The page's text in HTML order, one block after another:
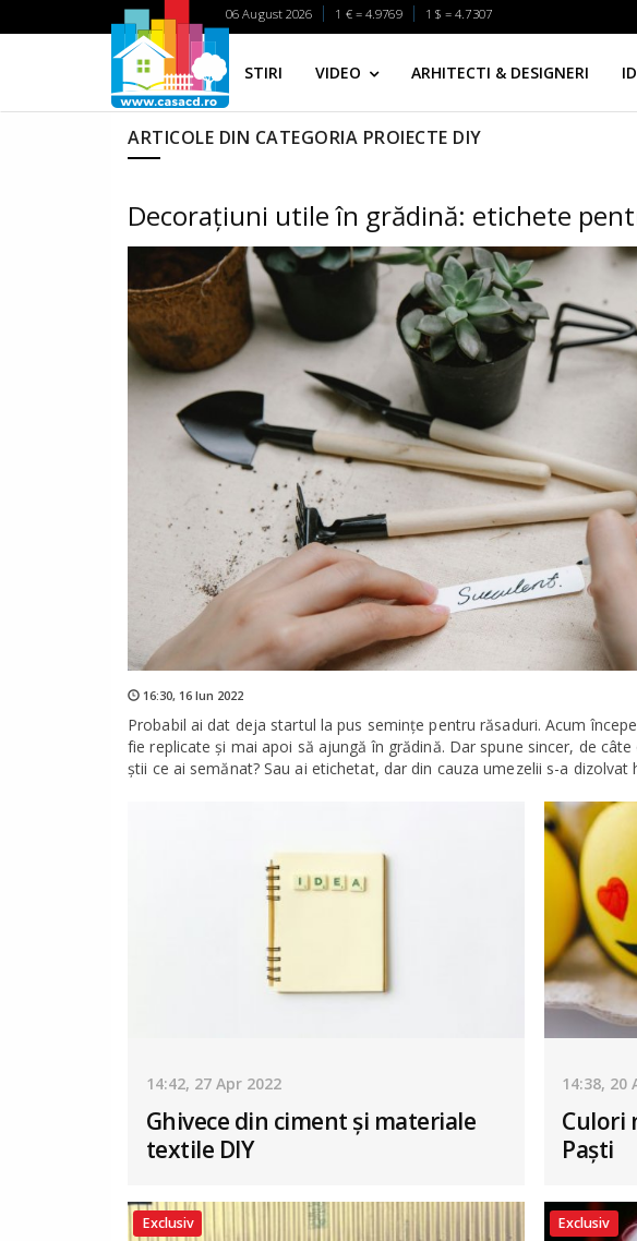
06 August 2026 1 € = 4.9769 1 $ = 4.7307
STIRI VIDEO ARHITECTI & DESIGNERI
ARTICOLE DIN CATEGORIA PROIECTE DIY
Decorațiuni utile în grădină: etichete
16:30, 16 Iun 2022
Probabil ai dat deja startul la pus semințe pentru răsaduri. Acum
fie replicate și mai apoi să ajungă în grădină. Dar spune sincer, de
știi ce ai semănat? Sau ai etichetat, dar din cauza umezelii s-a dizolvat
14:42, 27 Apr 2022
Ghivece din ciment și materiale
textile DIY
14:38, 20
Culori
Paști
Exclusiv Exclusiv